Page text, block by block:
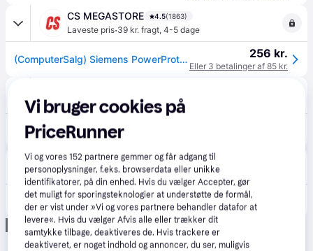
CS MEGASTORE 4.5(1863)
Laveste pris·39 kr. fragt, 4-5 dage
(ComputerSalg) Siemens PowerProtect VZ16GALL - Pose - til støvsugere (pakke med 16) - for Q5.0 allergy Z7.0 allergyPlus Z7.0 family allergyPlus 256 kr.
Eller 3 betalinger af 85 kr.
38 kr. fragt ,1-3 dage
Inky
38 kr. fragt,3-10 dage
BSH Støvsugerposer SIEMENS TYPE G ALL - 16stk. VZ16GALL379 kr.
Annonce
Vi bruger cookies på
PriceRunner
Vi og vores152 partnere gemmer og får adgang til
personoplysninger, f.eks. browserdata eller unikke
identifikatorer, på din enhed. Hvis du vælger Accepter, gør
det muligt for sporingsteknologier at understøtte de formål,
der er vist under »Vi og vores partnere behandler datafor at
levere«. Hvis du vælger Afvis alle eller trækker dit
samtykke tilbage, deaktiveres de. Hvis trackere er
deaktiveret, er noget indhold og annoncer, du ser, muligvis